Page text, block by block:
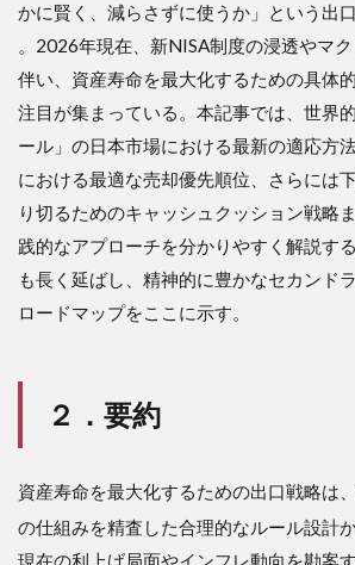
4％ル
ール
の本
質と
2026
年日
場に
おけ
応性
3.2
口座
最適
先順
位
かに賢く、減らさずに使うか」という出
。2026年現在、新NISA制度の浸透やマ
伴い、資産寿命を最大化するための具体
注目が集まっている。本記事では、世界
ール」の日本市場における最新の適応方
における最適な売却優先順位、さらには
り切るためのキャッシュクッション戦略
践的なアプローチを分かりやすく解説す
も長く延ばし、精神的に豊かなセカンド
ロードマップをここに示す。
２．要約
資産寿命を最大化するための出口戦略は
の仕組みを精査した合理的なルール設計
現在の利上げ局面やインフレ動向を勘案